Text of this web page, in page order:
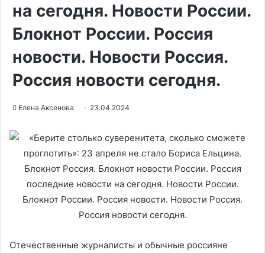
на сегодня. Новости России.
Блокнот России. Россия
новости. Новости Россия.
Россия новости сегодня.
Елена Аксенова 23.04.2024
Отечественные журналисты и обычные россияне